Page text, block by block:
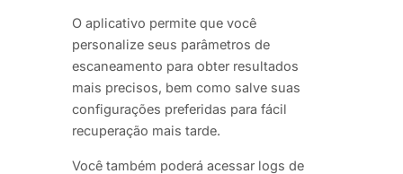
O aplicativo permite que você
personalize seus parâmetros de
escaneamento para obter resultados
mais precisos, bem como salve suas
configurações preferidas para fácil
recuperação mais tarde.
Você também poderá acessar logs de